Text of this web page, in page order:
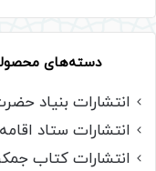
دسته‌های
انتشارات بنیاد
انتشارات ستاد اقامه
انتشارات کتاب